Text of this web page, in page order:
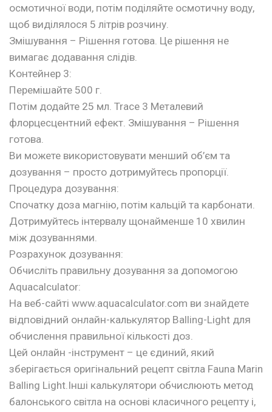
осмотичної води, потім поділяйте осмотичну воду,
щоб виділялося 5 літрів розчину.
Змішування – Рішення готова. Це рішення не
вимагає додавання слідів.
Контейнер 3:
Перемішайте 500 г.
Потім додайте 25 мл. Trace 3 Металевий
флорцесцентний ефект. Змішування – Рішення
готова.
Ви можете використовувати менший об’єм та
дозування – просто дотримуйтесь пропорції.
Процедура дозування:
Спочатку доза магнію, потім кальцій та карбонати.
Дотримуйтесь інтервалу щонайменше 10 хвилин
між дозуваннями.
Розрахунок дозування:
Обчисліть правильну дозування за допомогою
Aquacalculator:
На веб-сайті www.aquacalculator.com ви знайдете
відповідний онлайн-калькулятор Balling-Light для
обчислення правильної кількості доз.
Цей онлайн -інструмент – це єдиний, який
зберігається оригінальний рецепт світла Fauna Marin
Balling Light.Інші калькулятори обчислюють метод
балонського світла на основі класичного рецепту і,